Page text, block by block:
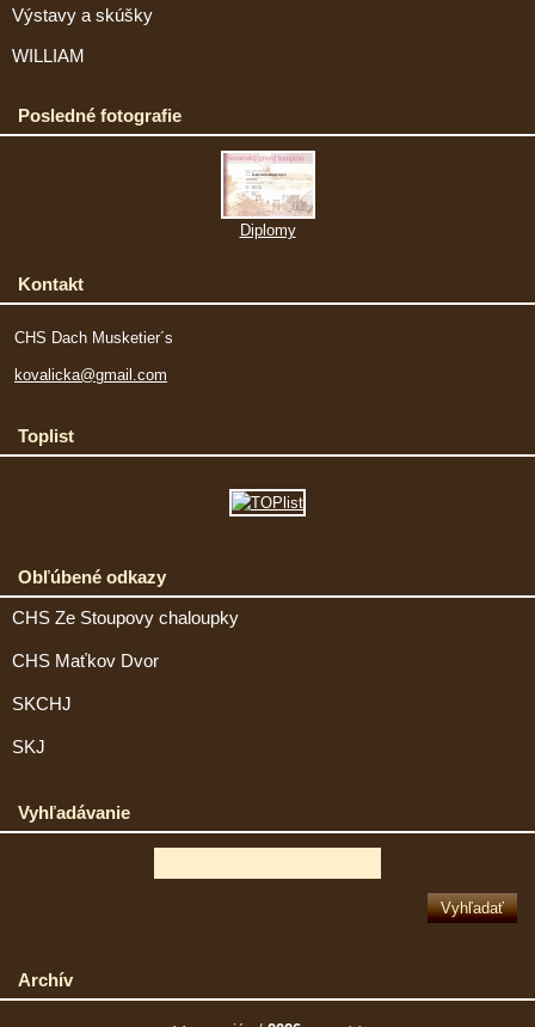
Výstavy a skúšky
WILLIAM
Posledné fotografie
Diplomy
Kontakt
CHS Dach Musketier´s
kovalicka@gmail.com
Toplist
Obľúbené odkazy
CHS Ze Stoupovy chaloupky
CHS Maťkov Dvor
SKCHJ
SKJ
Vyhľadávanie
Archív